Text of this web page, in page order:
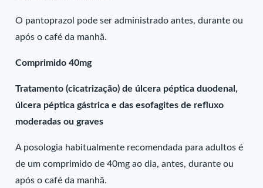
O pantoprazol pode ser administrado antes, durante ou
após o café da manhã.
Comprimido 40mg
Tratamento (cicatrização) de úlcera péptica duodenal,
úlcera péptica gástrica e das esofagites de refluxo
moderadas ou graves
A posologia habitualmente recomendada para adultos é
de um comprimido de 40mg ao dia, antes, durante ou
após o café da manhã.